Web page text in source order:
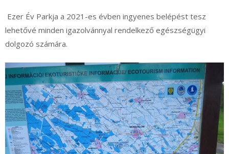
Ezer Év Parkja a 2021-es évben ingyenes belépést tesz
lehetővé minden igazolvánnyal rendelkező egészségügyi
dolgozó számára.